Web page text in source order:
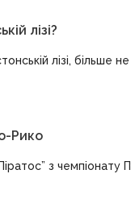
лізі?
лізі, більше
Рико
з чемпіонату